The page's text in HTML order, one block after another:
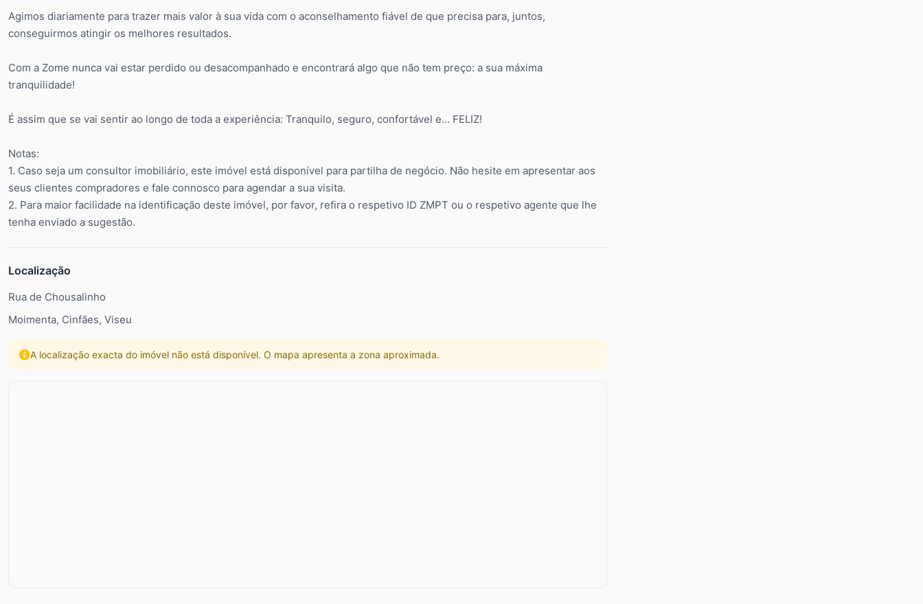
Agimos diariamente para trazer mais valor à sua vida com o aconselhamento fiável de que precisa para, juntos,
conseguirmos atingir os melhores resultados.
Com a Zome nunca vai estar perdido ou desacompanhado e encontrará algo que não tem preço: a sua máxima
tranquilidade!
É assim que se vai sentir ao longo de toda a experiência: Tranquilo, seguro, confortável e... FELIZ!
Notas:
1. Caso seja um consultor imobiliário, este imóvel está disponível para partilha de negócio. Não hesite em apresentar aos
seus clientes compradores e fale connosco para agendar a sua visita.
2. Para maior facilidade na identificação deste imóvel, por favor, refira o respetivo ID ZMPT ou o respetivo agente que lhe
tenha enviado a sugestão.
Localização
Rua de Chousalinho
Moimenta, Cinfães, Viseu
A localização exacta do imóvel não está disponível. O mapa apresenta a zona aproximada.